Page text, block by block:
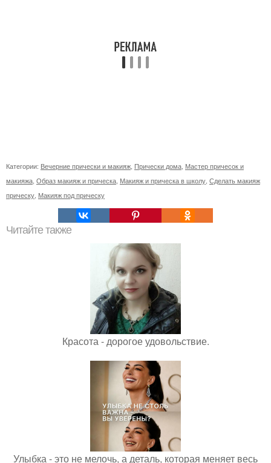
Категории: Вечерние прически и макияж, Прически дома, Мастер причесок и
макияжа, Образ макияж и прическа, Макияж и прическа в школу, Сделать макияж
прическу, Макияж под прическу
Читайте также
Красота - дорогое удовольствие.
Улыбка - это не мелочь, а деталь, которая меняет весь